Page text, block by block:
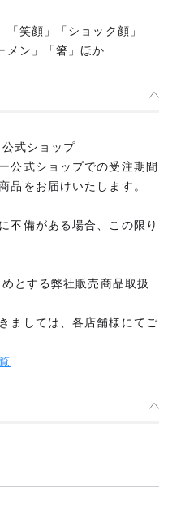
「笑顔」「ショック顔」
メン」「箸」ほか
式ショップ
公式ショップでの受注期間
品をお届けいたします。
不備がある場合、この限り
とする弊社販売商品取扱
ましては、各店舗様にてご